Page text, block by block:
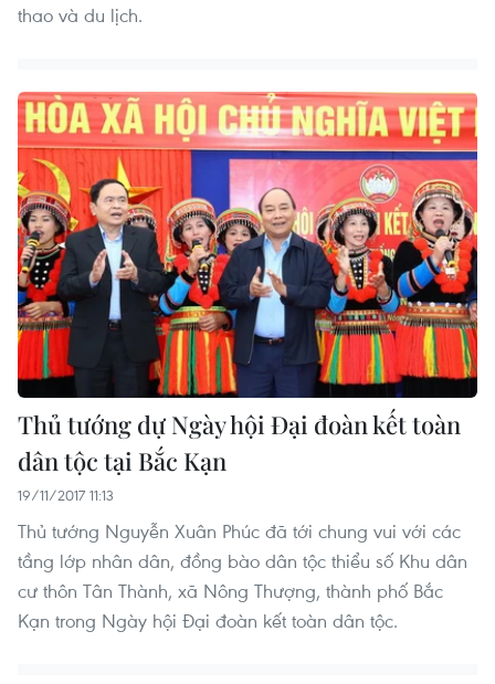
thao và du lịch.
Thủ tướng dự Ngày hội Đại đoàn kết toàn
dân tộc tại Bắc Kạn
19/11/2017 11:13
Thủ tướng Nguyễn Xuân Phúc đã tới chung vui với các
tầng lớp nhân dân, đồng bào dân tộc thiểu số Khu dân
cư thôn Tân Thành, xã Nông Thượng, thành phố Bắc
Kạn trong Ngày hội Đại đoàn kết toàn dân tộc.